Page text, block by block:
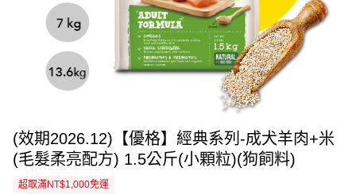
(效期2026.12)【優格】經典系列-成犬羊肉+米
(毛髮柔亮配方) 1.5公斤(小顆粒)(狗飼料)
超取滿NT$1,000免運